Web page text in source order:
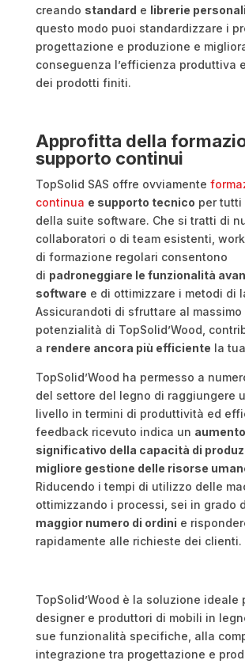
creando standard e librerie
questo modo puoi standardizzare i
progettazione e produzione e
conseguenza l’efficienza produttiva
dei prodotti finiti.
Approfitta della
supporto continui
TopSolid SAS offre ovviamente
continua e supporto tecnico per tutti
della suite software. Che si tratti di
collaboratori o di team esistenti,
di formazione regolari consentono
di padroneggiare le funzionalità
software e di ottimizzare i metodi di
Assicurandoti di sfruttare al massimo
potenzialità di TopSolid’Wood,
a rendere ancora più efficiente la
TopSolid’Wood ha permesso a
del settore del legno di raggiungere
livello in termini di produttività ed
feedback ricevuto indica un aumento
significativo della capacità di
migliore gestione delle risorse
Riducendo i tempi di utilizzo delle
ottimizzando i processi, sei in grado
maggior numero di ordini e
rapidamente alle richieste dei clienti.
TopSolid’Wood è la soluzione ideale
designer e produttori di mobili in
sue funzionalità specifiche, alla
integrazione tra progettazione e